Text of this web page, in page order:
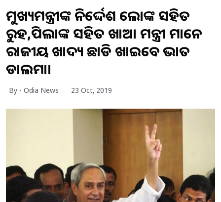
ମୁଖ୍ୟମନ୍ତ୍ରୀଙ୍କ ନିର୍ଦ୍ଦେଶ ଲୋକଙ୍କ ସହିତ
ରୁହ,ପିଲାଙ୍କ ସହିତ ଖାଅ। ମନ୍ତ୍ରୀ ମାନେ
ରାଜକୀୟ ଖାଦ୍ୟ ଛାଡି ଖାଇବେ ଭାତ
ଡାଲମା।
By - Odia News 23 Oct, 2019